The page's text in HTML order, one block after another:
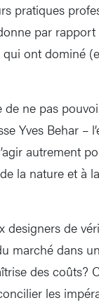
pratiques
par
ont dominé
de ne pas
Yves Behar –
autrement
la nature et à
designers de
marché dans
des coûts?
les